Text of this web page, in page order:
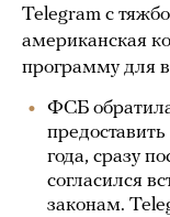
Telegram с
американская
программу для
ФСБ
года, сразу
согласился
законам.